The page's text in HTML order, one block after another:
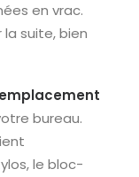
en vrac.
suite, bien
bureau.
le bloc-